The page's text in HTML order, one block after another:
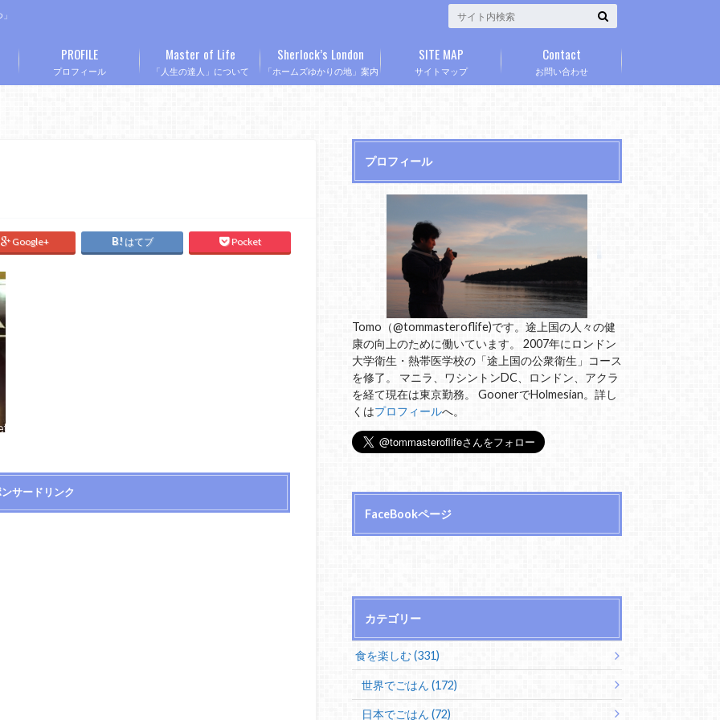
プロフィール
PROFILE
「人生の達人」について
Master of Life
「ホームズゆかりの地」案内
Sherlock’s London
サイトマップ
SITE MAP
お問い合わせ
Contact
Google+ はてブ Pocket
サードリンク
プロフィール
Tomo（@tommasteroflife)です。途上国の人々の健
康の向上のために働いています。 2007年にロンドン
大学衛生・熱帯医学校の「途上国の公衆衛生」コース
を修了。 マニラ、ワシントンDC、ロンドン、アクラ
を経て現在は東京勤務。 GoonerでHolmesian。詳し
くはプロフィールへ。
FaceBookページ
カテゴリー
食を楽しむ (331)
世界でごはん (172)
日本でごはん (72)